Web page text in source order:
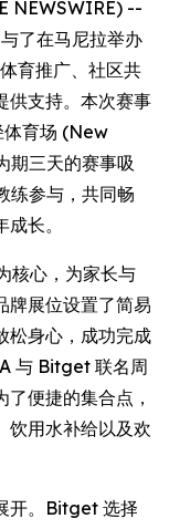
NEWSWIRE) --
了在马尼拉举办
育推广、社区共
供支持。本次赛事
体育场 (New
三天的赛事吸
练参与，共同畅
长。
核心，为家长与
牌展位设置了简易
松身心，成功完成
与 Bitget 联名周
便捷的集合点，
饮用水补给以及欢
开。Bitget 选择